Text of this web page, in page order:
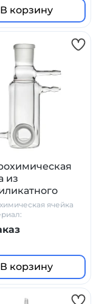
В корзину
из
ячейка
стекло
В корзину